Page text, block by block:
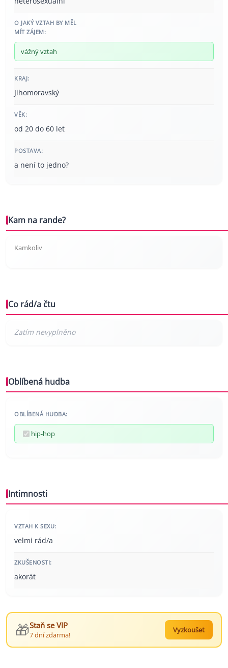
O JAKÝ VZTAH BY MĚL
MÍT ZÁJEM:
vážný vztah
KRAJ:
Jihomoravský
VĚK:
od 20 do 60 let
POSTAVA:
a není to jedno?
Kam na rande?
Kamkoliv
Co rád/a čtu
Oblíbená hudba
OBLÍBENÁ HUDBA:
hip-hop
Intimnosti
VZTAH K SEXU:
velmi rád/a
ZKUŠENOSTI:
akorát
🎁Staň se VIP
7 dní zdarma!
Vyzkoušet